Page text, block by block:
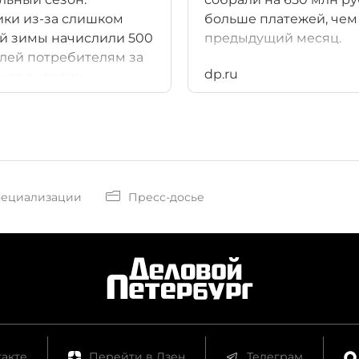
из-за слишком
зимы начислили 500
потребителям за
в конце года
больше платежей, чем
предыдущий месяц.
dp.ru
Пресс-досье